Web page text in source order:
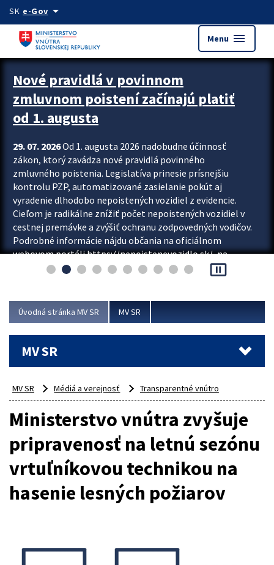
Preskocit na hlavný obsah
SK e-Govarrow_drop_down
Menu menu
Zastavit automatický posun upútavok
Nové pravidlá v povinnom
zmluvnom poistení začínajú platiť
od 1. augusta
29. 07. 2026Od 1. augusta 2026 nadobudne účinnosť
zákon, ktorý zavádza nové pravidlá povinného
zmluvného poistenia. Legislatíva prinesie prísnejšiu
kontrolu PZP, automatizované zasielanie pokút aj
vyradenie dlhodobo nepoistených vozidiel z evidencie.
Cieľom je radikálne znížiť počet nepoistených vozidiel v
cestnej premávke a zvýšiť ochranu zodpovedných vodičov.
Podrobné informácie nájdu občania na oficiálnom
webovom portáli https://nepoistenevozidlo.sk/, na
ktorom od augusta pribudne aj možnosť overiť si...
pause_presentation
Úvodná stránka MV SR MV SR
MV SR
MV SR Médiá a verejnosť Transparentné vnútro
Ministerstvo vnútra zvyšuje
pripravenosť na letnú sezónu
vrtuľníkovou technikou na
hasenie lesných požiarov